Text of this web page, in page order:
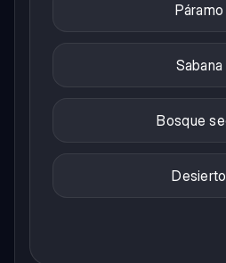
Páramo
Sabana
Bosque
Desierto